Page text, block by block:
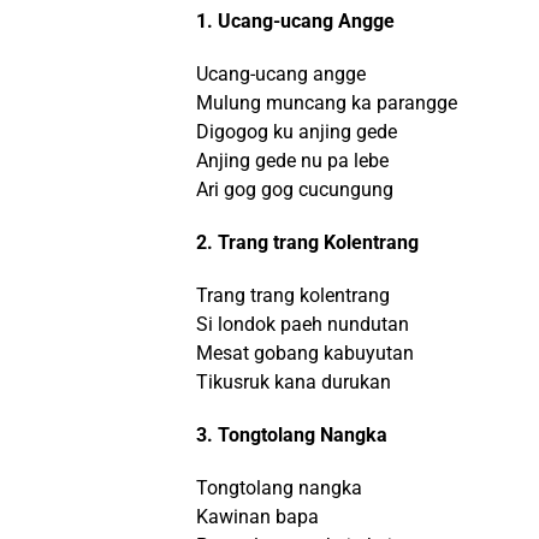
1. Ucang-ucang Angge
Ucang-ucang angge
Mulung muncang ka parangge
Digogog ku anjing gede
Anjing gede nu pa lebe
Ari gog gog cucungung
2. Trang trang Kolentrang
Trang trang kolentrang
Si londok paeh nundutan
Mesat gobang kabuyutan
Tikusruk kana durukan
3. Tongtolang Nangka
Tongtolang nangka
Kawinan bapa